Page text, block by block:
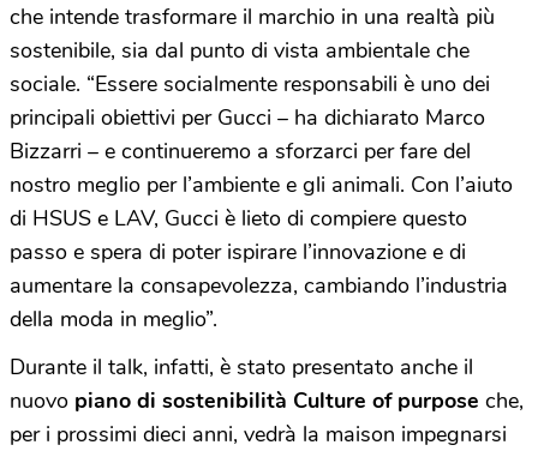
che intende trasformare il marchio in una realtà più
sostenibile, sia dal punto di vista ambientale che
sociale. “Essere socialmente responsabili è uno dei
principali obiettivi per Gucci – ha dichiarato Marco
Bizzarri – e continueremo a sforzarci per fare del
nostro meglio per l’ambiente e gli animali. Con l’aiuto
di HSUS e LAV, Gucci è lieto di compiere questo
passo e spera di poter ispirare l’innovazione e di
aumentare la consapevolezza, cambiando l’industria
della moda in meglio”.
Durante il talk, infatti, è stato presentato anche il
nuovo piano di sostenibilità Culture of purpose che,
per i prossimi dieci anni, vedrà la maison impegnarsi